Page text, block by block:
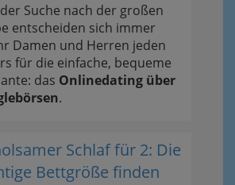
Suche nach der großen
entscheiden sich immer
Damen und Herren jeden
für die einfache, bequeme
das Onlinedating über
.
Schlaf für 2: Die
Bettgröße finden